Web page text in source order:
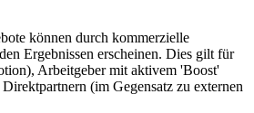
können durch kommerzielle
Ergebnissen erscheinen. Dies gilt für
Arbeitgeber mit aktivem 'Boost'
(im Gegensatz zu externen